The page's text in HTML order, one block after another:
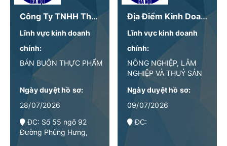
Công Ty TNHH Thực Phẩm 4LIFE
Lĩnh vực kinh doanh
chính:
BÁN BUÔN THỰC PHẨM
Ngày duyệt hồ sơ:
28/07/2026
ĐC: Số 55 ngõ 92
Đường Phùng Hưng,
Địa Điểm Kinh Doanh Số 1 - Công Ty TNHH Thực Phẩm Sạch D-Foods
Lĩnh vực kinh doanh
chính:
NÔNG NGHIỆP, LÂM
NGHIỆP VÀ THUỶ SẢN
Ngày duyệt hồ sơ:
09/07/2026
ĐC: